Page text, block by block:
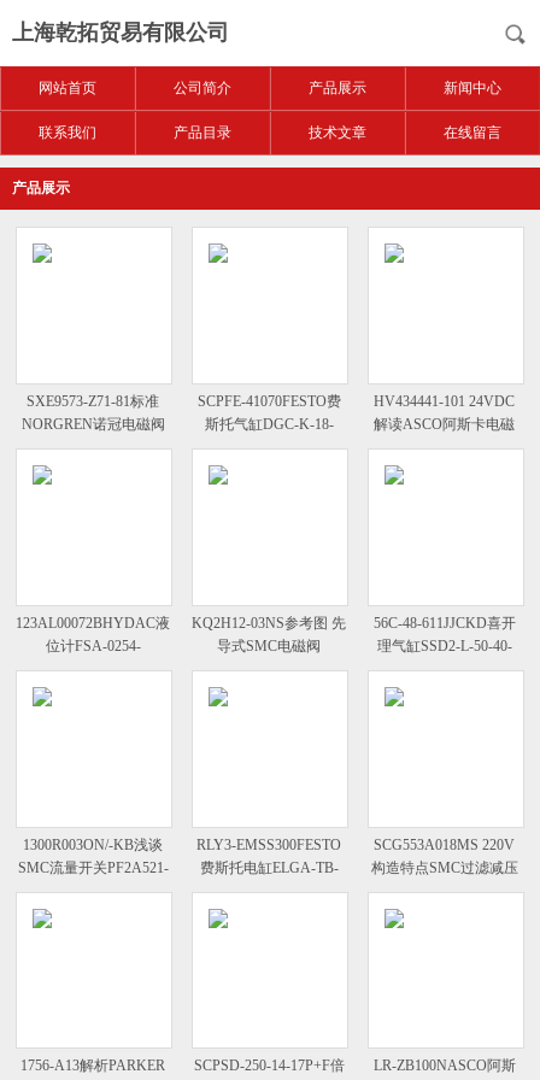
上海乾拓贸易有限公司
网站首页 公司简介 产品展示 新闻中心
联系我们 产品目录 技术文章 在线留言
产品展示
SXE9573-Z71-81标准
NORGREN诺冠电磁阀
SXE9574-Z71-81/89N
SCPFE-41070FESTO费
斯托气缸DGC-K-18-
300-PPV-A-GK详解
HV434441-101 24VDC
解读ASCO阿斯卡电磁
阀HV434441-102
123AL00072BHYDAC液
位计FSA-0254-
0.00000/HT/M12.000
KQ2H12-03NS参考图 先
导式SMC电磁阀
VFS5210-4DB-06
56C-48-611JJCKD喜开
理气缸SSD2-L-50-40-
T0H-D运作方式
1300R003ON/-KB浅谈
SMC流量开关PF2A521-
F03-2运行平稳
RLY3-EMSS300FESTO
费斯托电缸ELGA-TB-
KF-70-1000-0H尺寸
SCG553A018MS 220V
构造特点SMC过滤减压
阀AW40-N06C-2-
1756-A13解析PARKER SCPSD-250-14-17P+F倍 LR-ZB100NASCO阿斯